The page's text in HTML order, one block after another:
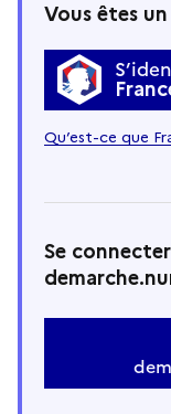
Vous êtes
Qu’est-ce que
Se